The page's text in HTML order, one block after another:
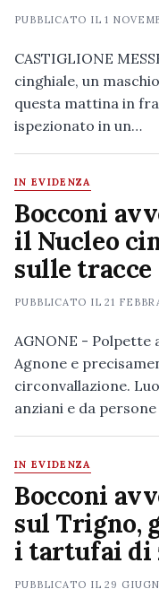
PUBBLICATO IL1
CASTIGLIONE
cinghiale, un
questa mattina in
ispezionato in un…
IN EVIDENZA
Bocconi
il Nucleo
sulle tracce
PUBBLICATO IL21
AGNONE - Polpette
Agnone e
circonvallazione.
anziani e da
IN EVIDENZA
Bocconi
sul Trigno,
i tartufai di
PUBBLICATO IL29